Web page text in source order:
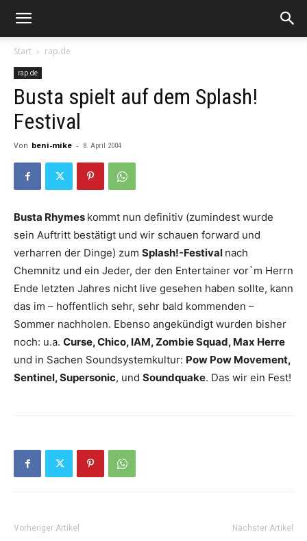
Start rap.de
rap.de
Busta spielt auf dem Splash!
Festival
Von beni-mike - 8. April 2004
Busta Rhymes kommt nun definitiv (zumindest wurde
sein Auftritt bestätigt und wir schauen forward und
verharren der Dinge) zum Splash!-Festival nach
Chemnitz und ein Jeder, der den Entertainer vor`m Herrn
Ende letzten Jahres nicht live gesehen haben sollte, kann
das im – hoffentlich sehr, sehr bald kommenden –
Sommer nachholen. Ebenso angekündigt wurden bisher
noch: u.a. Curse, Chico, IAM, Zombie Squad, Max Herre
und in Sachen Soundsystemkultur: Pow Pow Movement,
Sentinel, Supersonic, und Soundquake. Das wir ein Fest!
Vorheriger Artikel Nächster Artikel